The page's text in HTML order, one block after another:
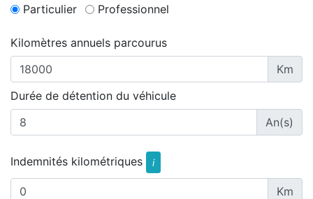
Particulier
Professionnel
Kilomètres annuels parcourus
Km
Durée de détention du véhicule
An(s)
Indemnités kilométriques i
Km